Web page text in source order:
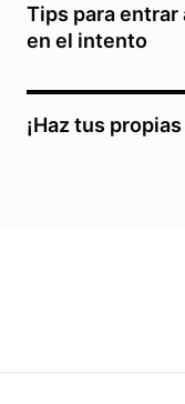
Tips para entrar
en el intento
¡Haz tus